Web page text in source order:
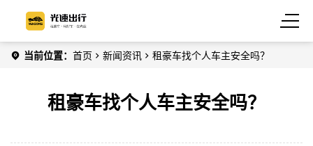
当前位置： 首页 新闻资讯 租豪车找个人车主安全吗？
租豪车找个人车主安全吗？